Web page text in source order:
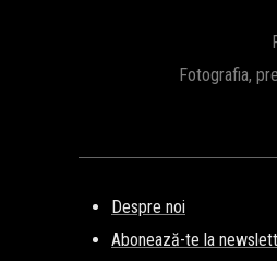
Fotografia,
Despre noi
Abonează-te la